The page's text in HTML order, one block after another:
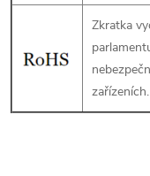
Zkratka
zařízeních.